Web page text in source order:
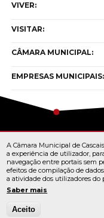
VIVER:
VISITAR:
CÂMARA MUNICIPAL:
EMPRESAS MUNICIPAIS:
© Cascais 2026
A Câmara Municipal de
a experiência de utilizador,
navegação entre portais sem
efeitos de compilação de
a atividade dos utilizadores do
Saber mais
Aceito